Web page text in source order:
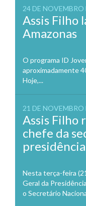
24 DE NOVEMBRO
Assis Filho
Amazonas
O programa ID
aproximadamente
Hoje,...
21 DE NOVEMBRO
Assis Filho
chefe da
Nesta terça-feira
Geral da
o Secretário